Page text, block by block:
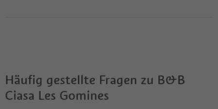
Häufig gestellte Fragen zu B&B
Ciasa Les Gomines